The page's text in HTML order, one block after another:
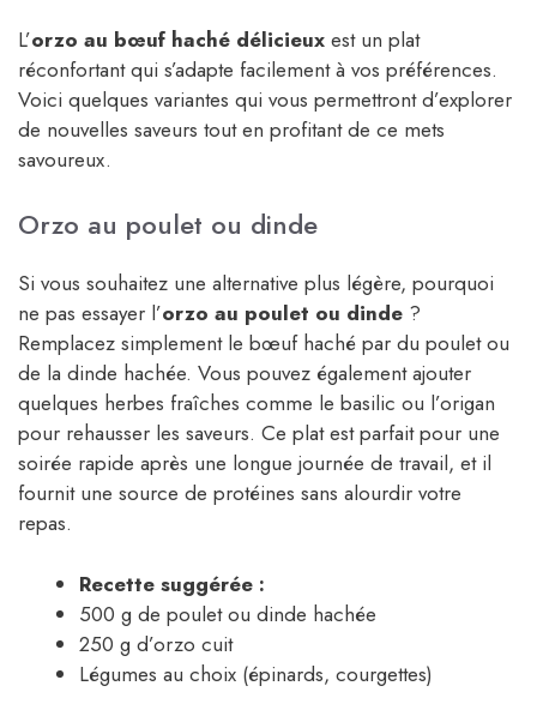
L’orzo au bœuf haché délicieux est un plat
réconfortant qui s’adapte facilement à vos préférences.
Voici quelques variantes qui vous permettront d’explorer
de nouvelles saveurs tout en profitant de ce mets
savoureux.
Orzo au poulet ou dinde
Si vous souhaitez une alternative plus légère, pourquoi
ne pas essayer l’orzo au poulet ou dinde ?
Remplacez simplement le bœuf haché par du poulet ou
de la dinde hachée. Vous pouvez également ajouter
quelques herbes fraîches comme le basilic ou l’origan
pour rehausser les saveurs. Ce plat est parfait pour une
soirée rapide après une longue journée de travail, et il
fournit une source de protéines sans alourdir votre
repas.
Recette suggérée :
500 g de poulet ou dinde hachée
250 g d’orzo cuit
Légumes au choix (épinards, courgettes)